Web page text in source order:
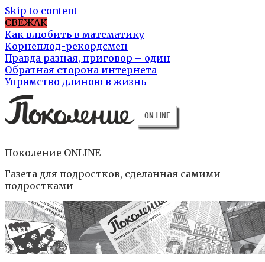
Skip to content
СВЕЖАК
Как влюбить в математику
Корнеплод-рекордсмен
Правда разная, приговор – один
Обратная сторона интернета
Упрямство длиною в жизнь
Поколение ONLINE
Газета для подростков, сделанная самими
подростками